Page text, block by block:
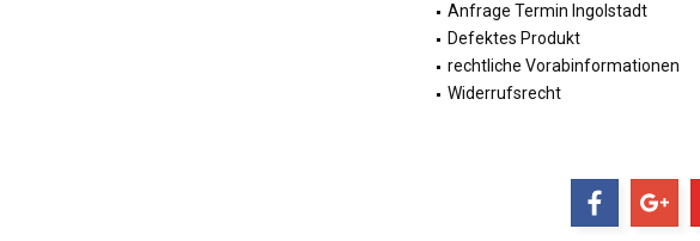
Anfrage Termin Ingolstadt
Defektes Produkt
rechtliche Vorabinformationen
Widerrufsrecht